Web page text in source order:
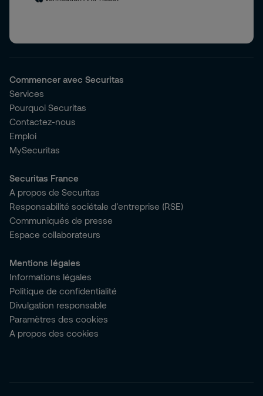
Commencer avec Securitas
Services
Pourquoi Securitas
Contactez-nous
Emploi
MySecuritas
Securitas France
A propos de Securitas
Responsabilité sociétale d’entreprise (RSE)
Communiqués de presse
Espace collaborateurs
Mentions légales
Informations légales
Politique de confidentialité
Divulgation responsable
Paramètres des cookies
A propos des cookies